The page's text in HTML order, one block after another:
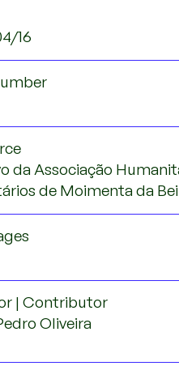
16
da Associação
de Moimenta da
| Contributor
Oliveira